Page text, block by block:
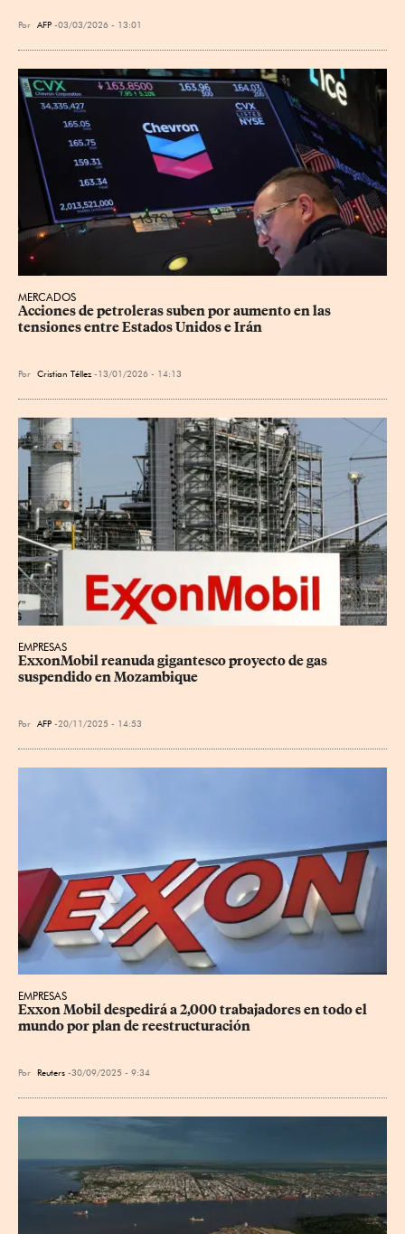
Por AFP 03/03/2026 - 13:01
MERCADOS
Acciones de petroleras suben por aumento en las
tensiones entre Estados Unidos e Irán
Por Cristian Téllez 13/01/2026 - 14:13
EMPRESAS
ExxonMobil reanuda gigantesco proyecto de gas
suspendido en Mozambique
Por AFP 20/11/2025 - 14:53
EMPRESAS
Exxon Mobil despedirá a 2,000 trabajadores en todo el
mundo por plan de reestructuración
Por Reuters 30/09/2025 - 9:34